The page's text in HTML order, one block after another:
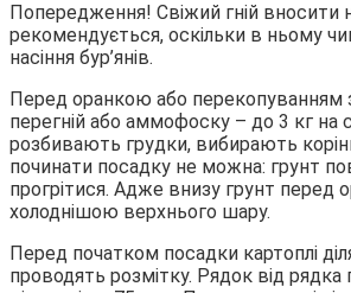
Попередження! Свіжий гній вносити
рекомендується, оскільки в ньому
насіння бур’янів.
Перед оранкою або перекопуванням
перегній або аммофоску – до 3 кг на
розбивають грудки, вибирають
починати посадку не можна: грунт
прогрітися. Адже внизу грунт перед
холоднішою верхнього шару.
Перед початком посадки картоплі
проводять розмітку. Рядок від